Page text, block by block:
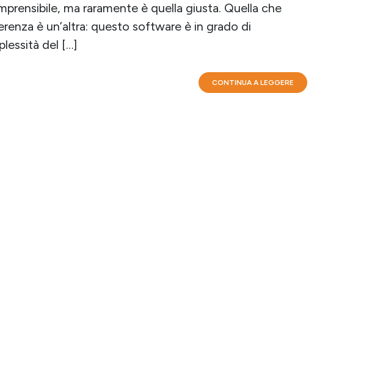
ma raramente è quella giusta. Quella che
è un’altra: questo software è in grado di
del […]
CONTINUA A LEGGERE